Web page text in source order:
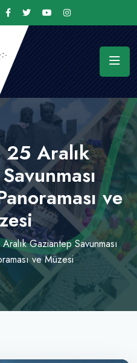
25 Aralık
ve
Gaziantep Savunması
ve Müzesi